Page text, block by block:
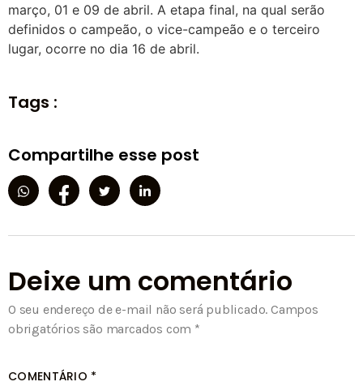
março, 01 e 09 de abril. A etapa final, na qual serão
definidos o campeão, o vice-campeão e o terceiro
lugar, ocorre no dia 16 de abril.
Tags :
Compartilhe esse post
Deixe um comentário
O seu endereço de e-mail não será publicado. Campos
obrigatórios são marcados com *
COMENTÁRIO *